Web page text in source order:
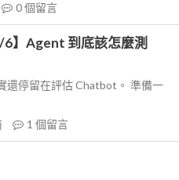
0個留言
6】Agent 到底該怎麼測
還停留在評估 Chatbot。 準備一
1 個留言